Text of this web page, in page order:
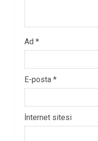
Ad *
E-posta *
İnternet sitesi